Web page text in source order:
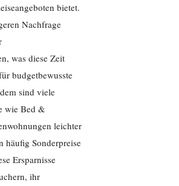
bietet.
Nachfrage
was diese Zeit
budgetbewusste
sind viele
wie Bed &
leichter
häufig Sonderpreise
Ersparnisse
ihr